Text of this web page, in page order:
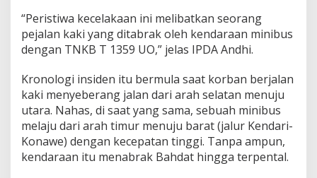
o
n
d
i
a
h
a
“Peristiwa kecelakaan ini melibatkan seorang
pejalan kaki yang ditabrak oleh kendaraan minibus
dengan TNKB T 1359 UO,” jelas IPDA Andhi.
Kronologi insiden itu bermula saat korban berjalan
kaki menyeberang jalan dari arah selatan menuju
utara. Nahas, di saat yang sama, sebuah minibus
melaju dari arah timur menuju barat (jalur Kendari-
Konawe) dengan kecepatan tinggi. Tanpa ampun,
kendaraan itu menabrak Bahdat hingga terpental.